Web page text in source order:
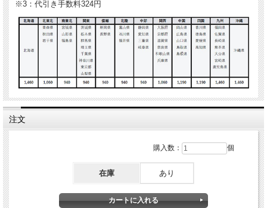
※3：代引き手数料324円
注文
購入数： 個
在庫 あり